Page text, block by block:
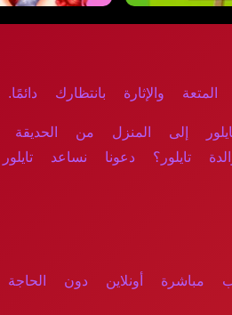
والإثارة بانتظارك دائمًا.
إلى المنزل من الحديقة
دعونا نساعد
مباشرة أونلاين دون